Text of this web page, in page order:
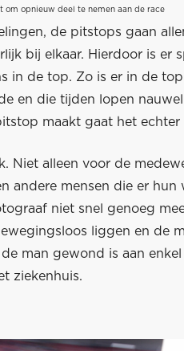
om opnieuw deel te nemen aan de race
de pitstops gaan
bij elkaar. Hierdoor is er
in de top. Zo is er in de
en die tijden lopen
maakt gaat het echter
Niet alleen voor de
andere mensen die er hun
niet snel genoeg
liggen en de
man gewond is aan enkel
ziekenhuis.